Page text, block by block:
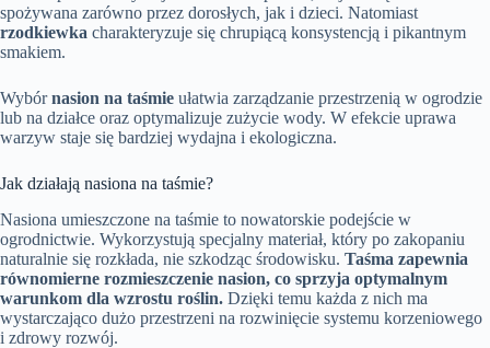
spożywana zarówno przez dorosłych, jak i dzieci. Natomiast
rzodkiewka charakteryzuje się chrupiącą konsystencją i pikantnym
smakiem.
Wybórnasion na taśmie ułatwia zarządzanie przestrzenią w ogrodzie
lub na działce oraz optymalizuje zużycie wody. W efekcie uprawa
warzyw staje się bardziej wydajna i ekologiczna.
Jak działają nasiona na taśmie?
Nasiona umieszczone na taśmie to nowatorskie podejście w
ogrodnictwie. Wykorzystują specjalny materiał, który po zakopaniu
naturalnie się rozkłada, nie szkodząc środowisku. Taśma zapewnia
równomierne rozmieszczenie nasion, co sprzyja optymalnym
warunkom dla wzrostu roślin. Dzięki temu każda z nich ma
wystarczająco dużo przestrzeni na rozwinięcie systemu korzeniowego
i zdrowy rozwój.